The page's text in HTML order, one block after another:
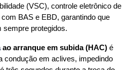
(VSC), controle eletrônico de
BAS e EBD, garantindo que
sempre protegidos.
ao arranque em subida (HAC) é
condução em aclives, impedindo